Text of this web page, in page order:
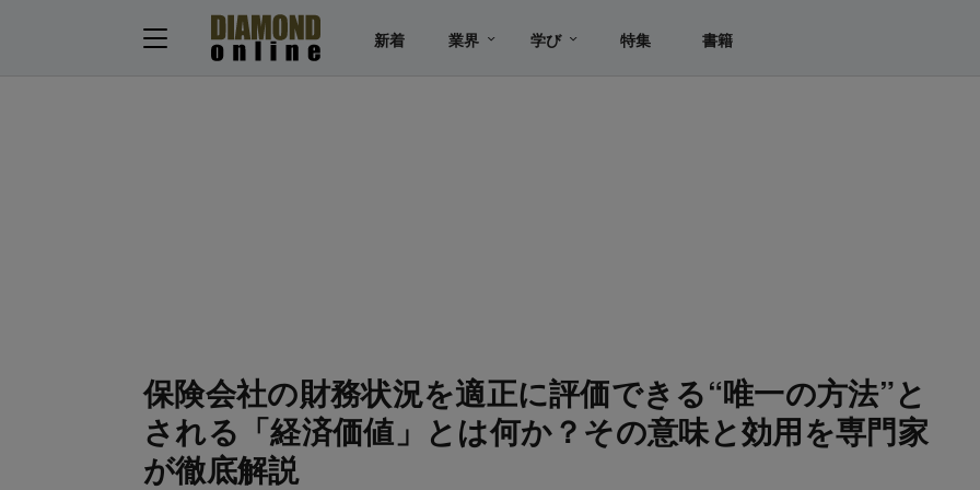
新着 業界 学び 特集 書籍
保険会社の財務状況を適正に評価できる“唯一の方法”と
される「経済価値」とは何か？その意味と効用を専門家
が徹底解説